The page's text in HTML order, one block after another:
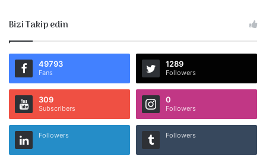
Bizi Takip edin
49793
Fans
1289
Followers
309
Subscribers
0
Followers
Followers Followers